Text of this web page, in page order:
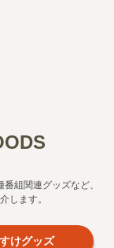
組関連グッズなど、
します。
けグッズ